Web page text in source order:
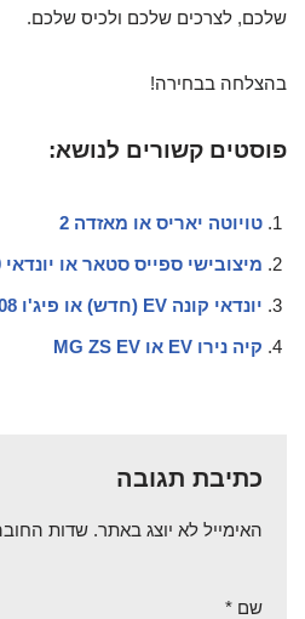
שלכם, לצרכים שלכם ולכיס שלכם.
בהצלחה בבחירה!
פוסטים קשורים לנושא:
טויוטה יאריס או מאזדה 2
מיצובישי ספייס סטאר או יונדאי i10
יונדאי קונה EV (חדש) או פיג'ו e-2008
קיה נירו EV או MG ZS EV
כתיבת תגובה
האימייל לא יוצג באתר. שדות
שם *